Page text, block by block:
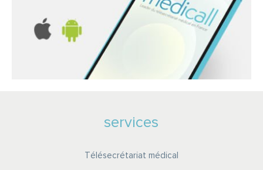
services
Télésecrétariat médical